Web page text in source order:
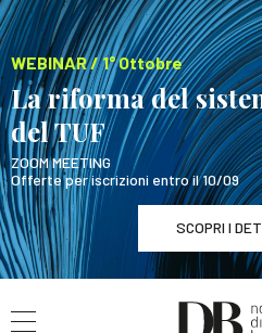
WEBINAR / 1° Ottobre
La riforma del
del TUF
ZOOM MEETING
Offerte per iscrizioni entro il 10/09
SCOPRI I
WEBINAR / 1°